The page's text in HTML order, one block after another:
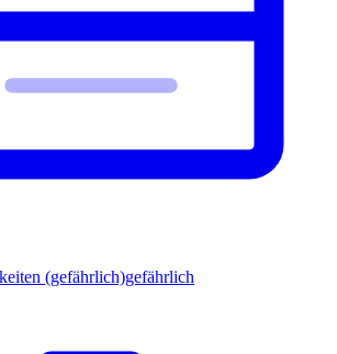
(gefährlich)gefährlich